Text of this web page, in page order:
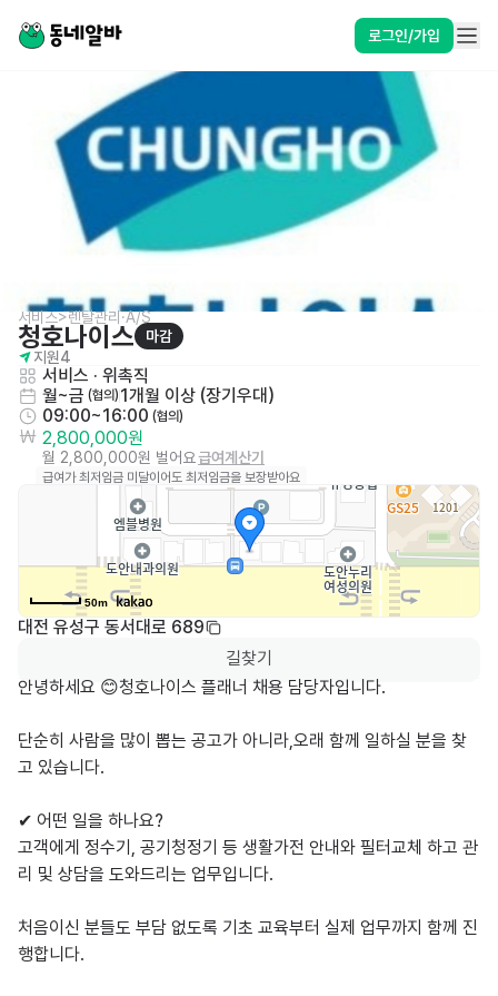
로그인/가입
서비스>렌탈관리·A/S
청호나이스
마감
지원4
서비스 · 위촉직
월~금 (협의) 1개월 이상 (장기우대)
09:00~16:00 (협의)
2,800,000원
월 2,800,000원 벌어요급여계산기
급여가 최저임금 미달이어도 최저임금을 보장받아요
50m
대전 유성구 동서대로 689
길찾기
안녕하세요 😊청호나이스 플래너 채용 담당자입니다.
단순히 사람을 많이 뽑는 공고가 아니라,오래 함께 일하실 분을 찾
고 있습니다.
✔ 어떤 일을 하나요?
고객에게 정수기, 공기청정기 등 생활가전 안내와 필터교체 하고 관
리 및 상담을 도와드리는 업무입니다.
처음이신 분들도 부담 없도록 기초 교육부터 실제 업무까지 함께 진
행합니다.